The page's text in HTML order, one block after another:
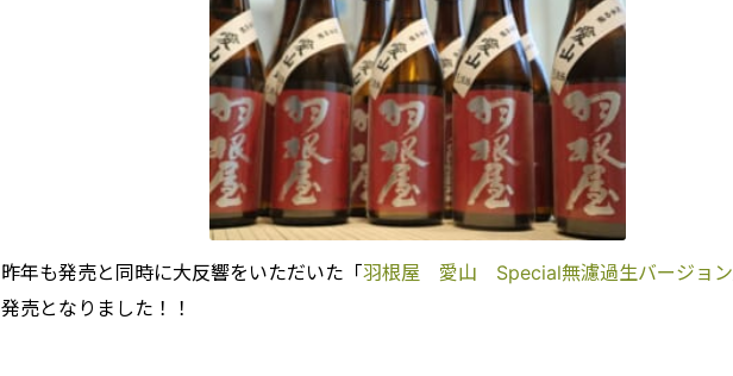
昨年も発売と同時に大反響をいただいた「羽根屋 愛山 Special無濾過生バージョン
発売となりました！！